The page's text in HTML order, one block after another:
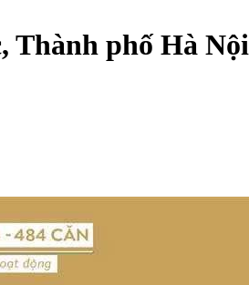
Thành phố Hà Nội